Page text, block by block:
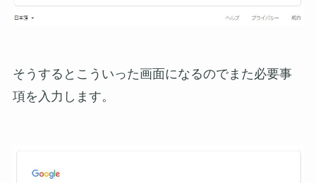
そうするとこういった画面になるのでまた必要事
項を入力します。